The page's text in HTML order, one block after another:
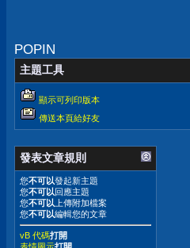
POPIN
主題工具
顯示可列印版本
傳送本頁給好友
發表文章規則
您不可以發起新主題
您不可以回應主題
您不可以 上傳附加檔案
您不可以編輯您的文章
vB 代碼打開
表情圖示打開